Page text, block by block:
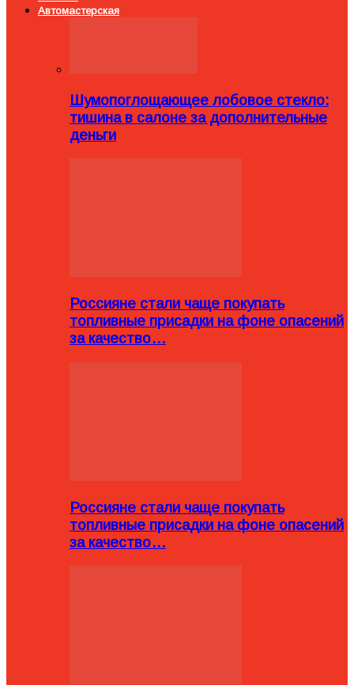
Автомастерская
Шумопоглощающее лобовое стекло:
тишина в салоне за дополнительные
деньги
Россияне стали чаще покупать
топливные присадки на фоне опасений
за качество…
Россияне стали чаще покупать
топливные присадки на фоне опасений
за качество…